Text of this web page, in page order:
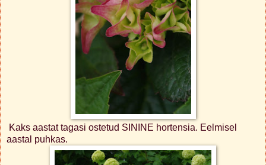
Kaks aastat tagasi ostetud SININE hortensia. Eelmisel
aastal puhkas.